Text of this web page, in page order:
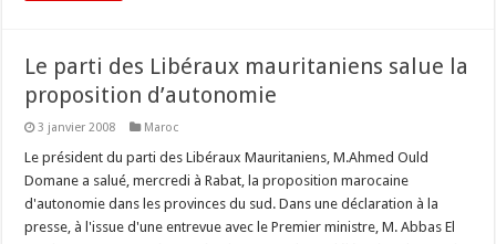
Le parti des Libéraux mauritaniens salue la
proposition d’autonomie
3 janvier 2008 Maroc
Le président du parti des Libéraux Mauritaniens, M.Ahmed Ould
Domane a salué, mercredi à Rabat, la proposition marocaine
d'autonomie dans les provinces du sud. Dans une déclaration à la
presse, à l'issue d'une entrevue avec le Premier ministre, M. Abbas El